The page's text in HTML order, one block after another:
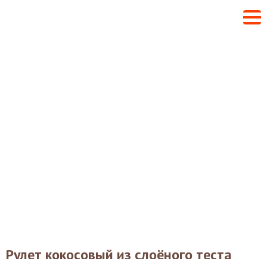
Рулет кокосовый из слоёного теста